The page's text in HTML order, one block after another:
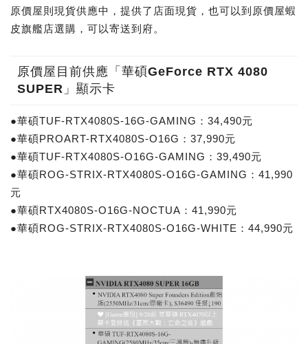
原價屋則現貨供應中，提供了店面現貨，也可以到原價屋蝦
皮旗艦店選購，可以寄送到府。
原價屋目前供應「華碩GeForce RTX 4080
SUPER」顯示卡
●華碩TUF-RTX4080S-16G-GAMING：34,490元
●華碩PROART-RTX4080S-O16G：37,990元
●華碩TUF-RTX4080S-O16G-GAMING：39,490元
●華碩ROG-STRIX-RTX4080S-O16G-GAMING：41,990
元
●華碩RTX4080S-O16G-NOCTUA：41,990元
●華碩ROG-STRIX-RTX4080S-O16G-WHITE：44,990元